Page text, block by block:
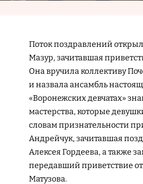
Поток поздравлений
Мазур, зачитавшая
Она вручила коллективу
и назвала ансамбль
«Воронежских девчатах»
мастерства, которые
словам признательности
Андрейчук, зачитавшая
Алексея Гордеева, а также
передавший приветствие
Матузова.